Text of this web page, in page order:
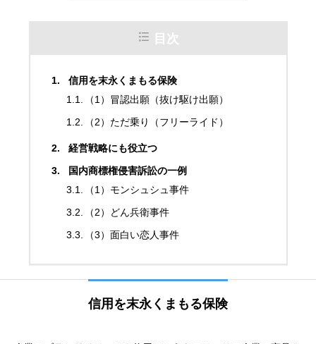
目次
信用を末永くまもる保険
（1）冒認出願（抜け駆け出願）
（2）ただ乗り（フリーライド）
経営戦略にも役立つ
国内商標権侵害訴訟の一例
（1）モンシュシュ事件
（2）どん兵衛事件
（3）面白い恋人事件
信用を末永くまもる保険